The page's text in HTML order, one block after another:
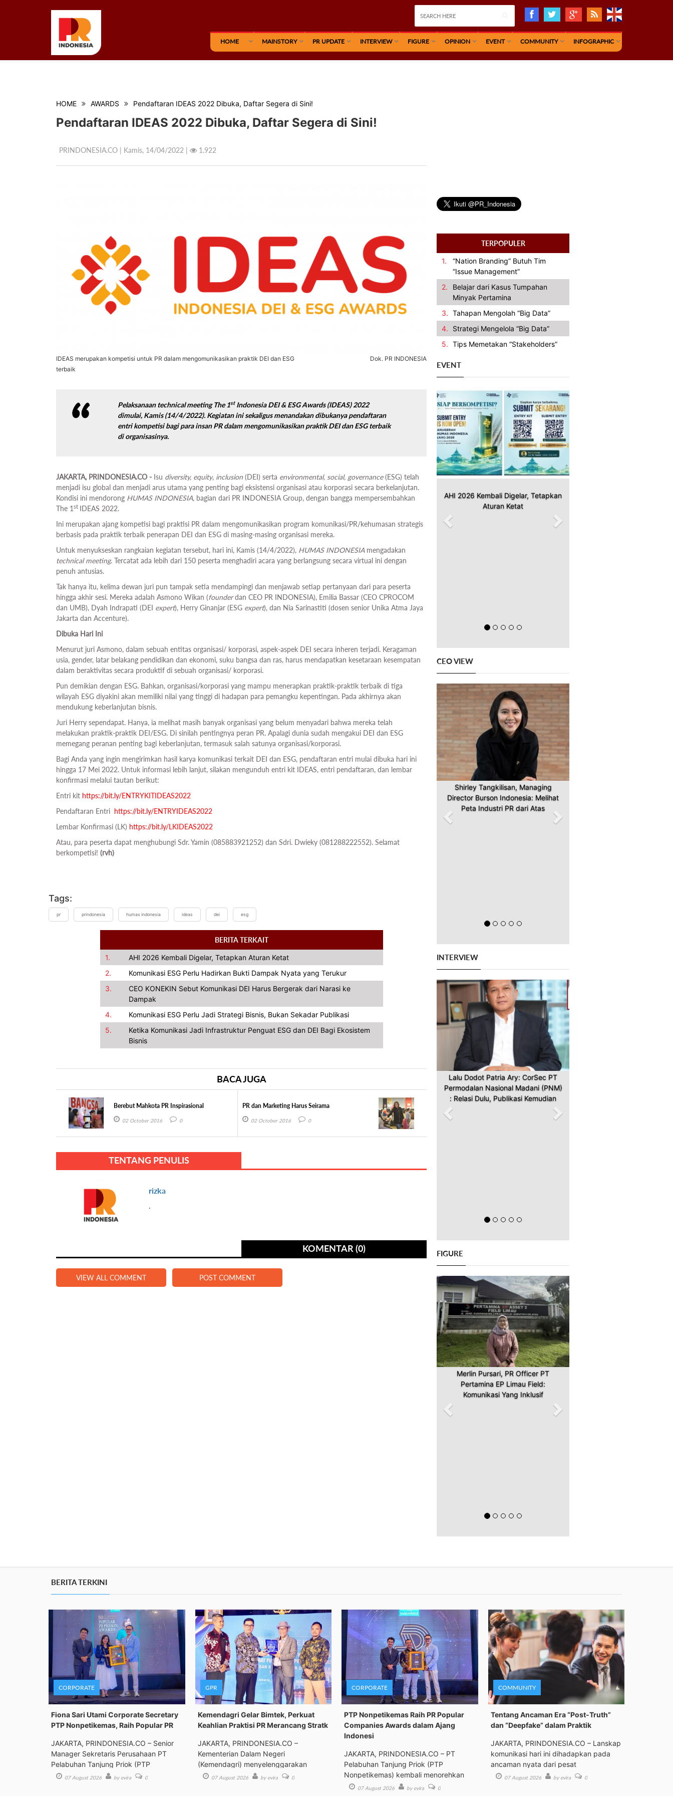
HOME MAINSTORY PR UPDATE INTERVIEW FIGURE OPINION EVENT COMMUNITY INFOGRAPHIC
HOME AWARDS Pendaftaran IDEAS 2022 Dibuka, Daftar Segera di Sini!
Pendaftaran IDEAS 2022 Dibuka, Daftar Segera di Sini!
PRINDONESIA.CO | Kamis, 14/04/2022 | 1.922
IDEAS merupakan kompetisi untuk PR dalam mengomunikasikan praktik DEI dan ESG
terbaik
Dok. PR INDONESIA
Pelaksanaantechnical meetingThe 1stIndonesia DEI & ESG Awards (IDEAS) 2022
dimulai, Kamis (14/4/2022). Kegiatan ini sekaligus menandakan dibukanya pendaftaran
entri kompetisi bagi para insan PR dalam mengomunikasikan praktik DEI dan ESG terbaik
di organisasinya.
JAKARTA, PRINDONESIA.CO - Isu diversity, equity, inclusion (DEI) serta environmental, social, governance(ESG) telah
menjadi isu global dan menjadi arus utama yang penting bagi eksistensi organisasi atau korporasi secara berkelanjutan.
Kondisi ini mendorong HUMAS INDONESIA, bagian dari PR INDONESIA Group, dengan bangga mempersembahkan
The 1st IDEAS 2022.
Ini merupakan ajang kompetisi bagi praktisi PR dalam mengomunikasikan program komunikasi/PR/kehumasan strategis
berbasis pada praktik terbaik penerapan DEI dan ESG di masing-masing organisasi mereka.
Untuk menyukseskan rangkaian kegiatan tersebut, hari ini, Kamis (14/4/2022), HUMAS INDONESIAmengadakan
technical meeting. Tercatat ada lebih dari 150 peserta menghadiri acara yang berlangsung secara virtual ini dengan
penuh antusias.
Tak hanya itu, kelima dewan juri pun tampak setia mendampingi dan menjawab setiap pertanyaan dari para peserta
hingga akhir sesi. Mereka adalah Asmono Wikan (founderdan CEO PR INDONESIA), Emilia Bassar (CEO CPROCOM
dan UMB), Dyah Indrapati (DEI expert), Herry Ginanjar (ESG expert), dan Nia Sarinastiti (dosen senior Unika Atma Jaya
Jakarta dan Accenture).
Dibuka Hari Ini
Menurut juri Asmono, dalam sebuah entitas organisasi/ korporasi, aspek-aspek DEI secara inheren terjadi. Keragaman
usia, gender, latar belakang pendidikan dan ekonomi, suku bangsa dan ras, harus mendapatkan kesetaraan kesempatan
dalam beraktivitas secara produktif di sebuah organisasi/ korporasi.
Pun demikian dengan ESG. Bahkan, organisasi/korporasi yang mampu menerapkan praktik-praktik terbaik di tiga
wilayah ESG diyakini akan memiliki nilai yang tinggi di hadapan para pemangku kepentingan. Pada akhirnya akan
mendukung keberlanjutan bisnis.
Juri Herry sependapat. Hanya, ia melihat masih banyak organisasi yang belum menyadari bahwa mereka telah
melakukan praktik-praktik DEI/ESG. Di sinilah pentingnya peran PR. Apalagi dunia sudah mengakui DEI dan ESG
memegang peranan penting bagi keberlanjutan, termasuk salah satunya organisasi/korporasi.
Bagi Anda yang ingin mengirimkan hasil karya komunikasi terkait DEI dan ESG, pendaftaran entri mulai dibuka hari ini
hingga 17 Mei 2022. Untuk informasi lebih lanjut, silakan mengunduh entri kit IDEAS, entri pendaftaran, dan lembar
konfirmasi melalui tautan berikut:
Entri kit https://bit.ly/ENTRYKITIDEAS2022
Pendaftaran Entri https://bit.ly/ENTRYIDEAS2022
Lembar Konfirmasi (LK) https://bit.ly/LKIDEAS2022
Atau, para peserta dapat menghubungi Sdr. Yamin (085883921252) dan Sdri. Dwieky (081288222552). Selamat
berkompetisi! (rvh)
Tags:
pr prindonesia humas indonesia ideas dei esg
BERITA TERKAIT
1.
AHI 2026 Kembali Digelar, Tetapkan Aturan Ketat
2.
Komunikasi ESG Perlu Hadirkan Bukti Dampak Nyata yang Terukur
3.
CEO KONEKIN Sebut Komunikasi DEI Harus Bergerak dari Narasi ke
Dampak
4.
Komunikasi ESG Perlu Jadi Strategi Bisnis, Bukan Sekadar Publikasi
5.
Ketika Komunikasi Jadi Infrastruktur Penguat ESG dan DEI Bagi Ekosistem
Bisnis
BACA JUGA
Berebut Mahkota PR Inspirasional
02 October 2016 0
PR dan Marketing Harus Seirama
02 October 2016 0
TENTANG PENULIS
rizka
.
KOMENTAR (0)
VIEW ALL COMMENT POST COMMENT
TERPOPULER
1.
“Nation Branding” Butuh Tim
“Issue Management”
2.
Belajar dari Kasus Tumpahan
Minyak Pertamina
3. Tahapan Mengolah “Big Data”
4.
Strategi Mengelola “Big Data”
5. Tips Memetakan “Stakeholders”
EVENT
AHI 2026 Kembali Digelar, Tetapkan
Aturan Ketat
Previous Next
CEO VIEW
Shirley Tangkilisan, Managing
Director Burson Indonesia: Melihat
Peta Industri PR dari Atas
Previous Next
INTERVIEW
Lalu Dodot Patria Ary: CorSec PT
Permodalan Nasional Madani (PNM)
: Relasi Dulu, Publikasi Kemudian
Previous Next
FIGURE
Merlin Pursari, PR Officer PT
Pertamina EP Limau Field:
Komunikasi Yang Inklusif
Previous Next
BERITA TERKINI
CORPORATE
Fiona Sari Utami Corporate Secretary
PTP Nonpetikemas, Raih Popular PR
JAKARTA, PRINDONESIA.CO – Senior
Manager Sekretaris Perusahaan PT
Pelabuhan Tanjung Priok (PTP
07 August 2026 by evira 0
GPR
Kemendagri Gelar Bimtek, Perkuat
Keahlian Praktisi PR Merancang Stratk
JAKARTA, PRINDONESIA.CO –
Kementerian Dalam Negeri
(Kemendagri) menyelenggarakan
Bimbingan Tek
07 August 2026 by evira 0
CORPORATE
PTP Nonpetikemas Raih PR Popular
Companies Awards dalam Ajang
Indonesi
JAKARTA, PRINDONESIA.CO – PT
Pelabuhan Tanjung Priok (PTP
Nonpetikemas) kembali menorehkan
pre 07 August 2026 by evira 0
COMMUNITY
Tentang Ancaman Era “Post-Truth”
dan “Deepfake” dalam Praktik
JAKARTA, PRINDONESIA.CO – Lanskap
komunikasi hari ini dihadapkan pada
ancaman nyata dari pesat
07 August 2026 by evira 0